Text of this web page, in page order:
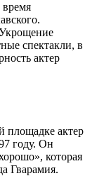
спектакли, в
актер
площадке актер
году. Он
которая
Гварамия.